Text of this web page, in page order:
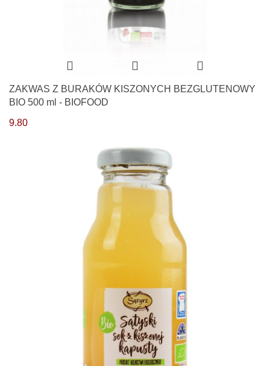
ZAKWAS Z BURAKÓW KISZONYCH BEZGLUTENOWY
BIO 500 ml - BIOFOOD
9.80